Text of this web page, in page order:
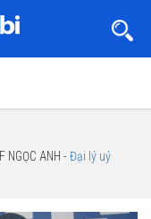
ANH -Đại lý uỷ